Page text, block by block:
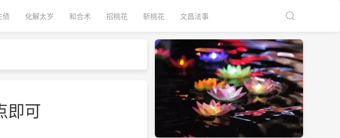
债 化解太岁 和合术 招桃花 斩桃花 文昌法事
即可